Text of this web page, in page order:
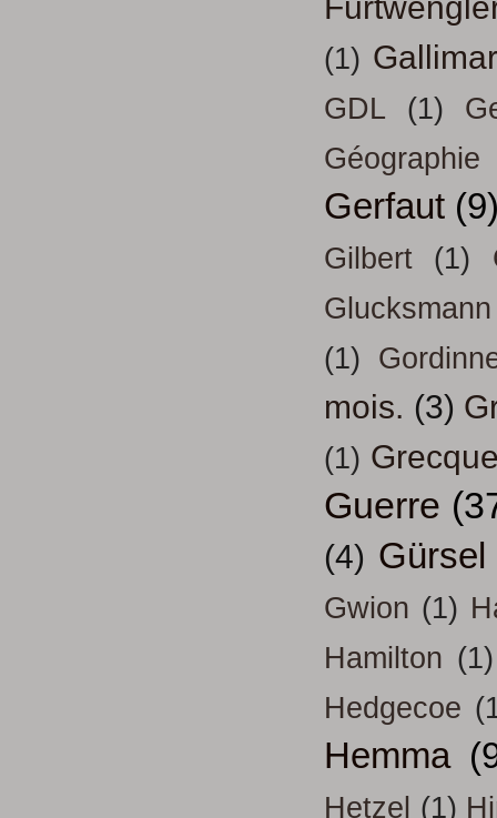
(1)
GDL (1)
Géographie
Gerfaut
Gilbert (1)
Glucksmann
(1)
mois. (3)
(1)
Guerre
(4) Gürsel
Gwion (1)
Hamilton (1)
Hedgecoe
Hemma
Hetzel (1)